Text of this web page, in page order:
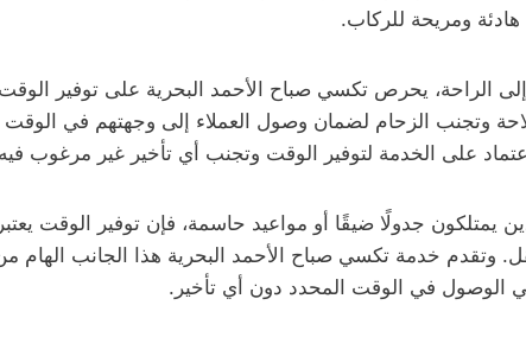
هادئة ومريحة للركاب.
إلى الراحة، يحرص تكسي صباح الأحمد البحرية على توفير الوقت
وتجنب الزحام لضمان وصول العملاء إلى وجهتهم في الوقت
على الخدمة لتوفير الوقت وتجنب أي تأخير غير مرغوب
يمتلكون جدولًا ضيقًا أو مواعيد حاسمة، فإن توفير الوقت
وتقدم خدمة تكسي صباح الأحمد البحرية هذا الجانب الهام
الوصول في الوقت المحدد دون أي تأخير.